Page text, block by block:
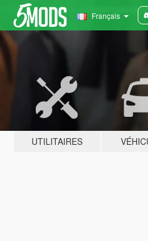
Français
UTILITAIRES